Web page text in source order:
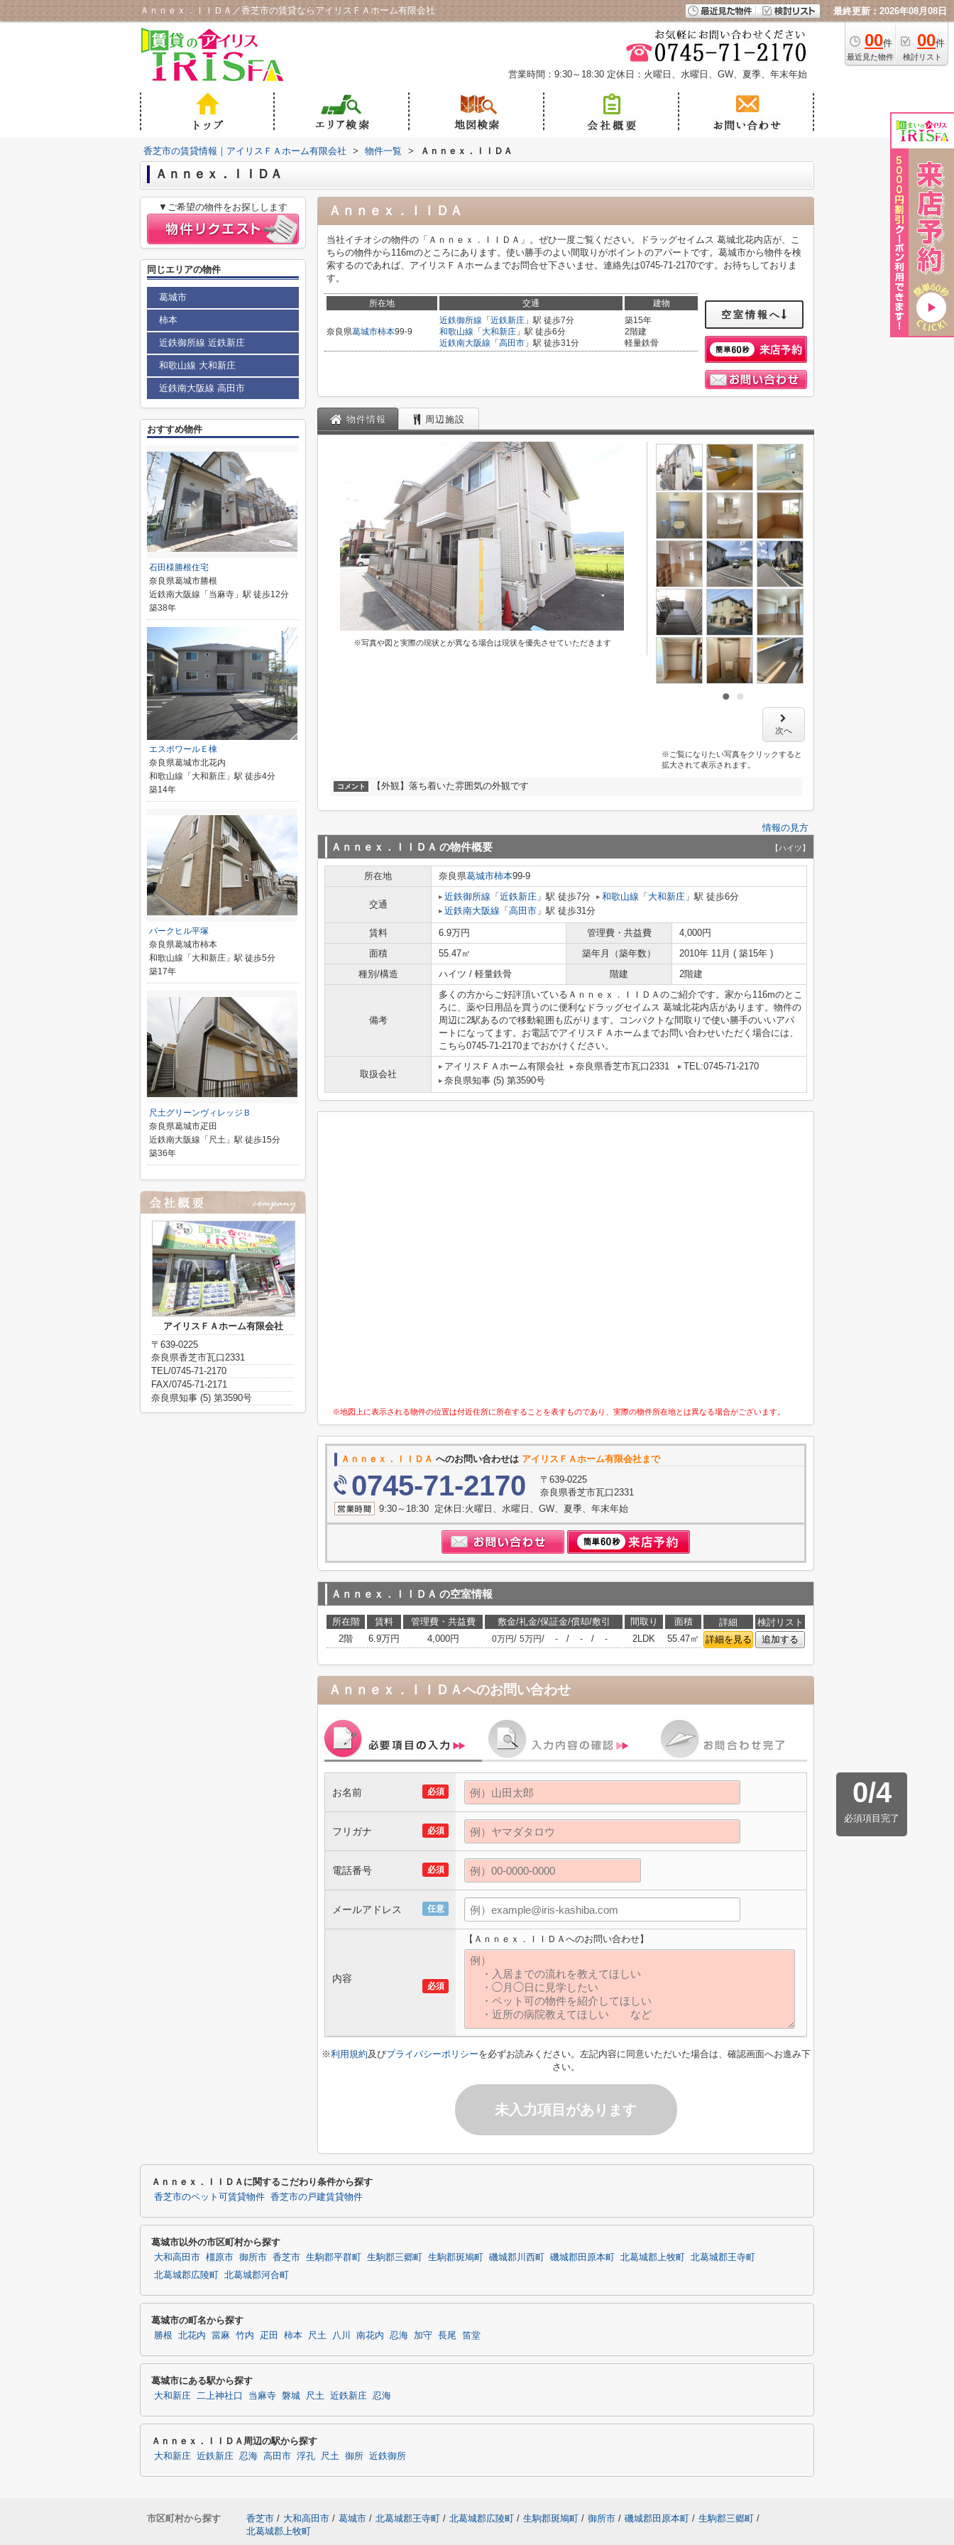
Ａｎｎｅｘ．ＩＩＤＡ／香芝市の賃貸ならアイリスＦＡホーム有限会社 最終更新：2026年08月08日
00件
最近見た物件
00件
検討リスト
営業時間：9:30～18:30 定休日：火曜日、水曜日、GW、夏季、年末年始
香芝市の賃貸情報｜アイリスＦＡホーム有限会社 > 物件一覧 > Ａｎｎｅｘ．ＩＩＤＡ
Ａｎｎｅｘ．ＩＩＤＡ
Ａｎｎｅｘ．ＩＩＤＡ
当社イチオシの物件の「Ａｎｎｅｘ．ＩＩＤＡ」。ぜひ一度ご覧ください。ドラッグセイムス 葛城北花内店が、こ
ちらの物件から116mのところにあります。使い勝手のよい間取りがポイントのアパートです。葛城市から物件を検
索するのであれば、アイリスＦＡホームまでお問合せ下さいませ。連絡先は0745-71-2170です。お待ちしておりま
す。
所在地 交通 建物
奈良県葛城市柿本99-9
近鉄御所線 「 近鉄新庄 」駅 徒歩7分
和歌山線 「 大和新庄 」駅 徒歩6分
近鉄南大阪線 「 高田市 」駅 徒歩31分
築15年
2階建
軽量鉄骨
空室情報へ
物件情報 周辺施設
※写真や図と実際の現状とが異なる場合は現状を優先させていただきます
次へ
※ご覧になりたい写真をクリックすると
拡大されて表示されます。
コメント 【外観】落ち着いた雰囲気の外観です
情報の見方
Ａｎｎｅｘ．ＩＩＤＡ の物件概要 【ハイツ】
所在地 奈良県葛城市柿本99-9
交通
近鉄御所線 「 近鉄新庄 」駅 徒歩7分 和歌山線 「 大和新庄 」駅 徒歩6分
近鉄南大阪線 「 高田市 」駅 徒歩31分
賃料 6.9万円 管理費・共益費
4,000円
面積
55.47㎡ 築年月（築年数）
2010年 11月 ( 築15年 )
種別/構造
ハイツ / 軽量鉄骨 階建 2階建
備考
多くの方からご好評頂いているＡｎｎｅｘ．ＩＩＤＡのご紹介です。家から116mのとこ
ろに、薬や日用品を買うのに便利なドラッグセイムス 葛城北花内店があります。物件の
周辺に2駅あるので移動範囲も広がります。コンパクトな間取りで使い勝手のいいアパ
ートになってます。お電話でアイリスＦＡホームまでお問い合わせいただく場合には、
こちら0745-71-2170までおかけください。
取扱会社
アイリスＦＡホーム有限会社 奈良県香芝市瓦口2331
TEL:0745-71-2170
奈良県知事 (5) 第3590号
※地図上に表示される物件の位置は付近住所に所在することを表すものであり、実際の物件所在地とは異なる場合がございます。
Ａｎｎｅｘ．ＩＩＤＡ へのお問い合わせは アイリスＦＡホーム有限会社まで
0745-71-2170
〒639-0225
奈良県香芝市瓦口2331
9:30～18:30 定休日:火曜日、水曜日、GW、夏季、年末年始
Ａｎｎｅｘ．ＩＩＤＡ の空室情報
所在階 賃料 管理費・共益費 敷金/礼金/保証金/償却/敷引 間取り 面積 詳細
検討リスト
2階
6.9万円 4,000円 0万円/ 5万円/ - / - / - 2LDK 55.47㎡ 詳細を見る 追加する
Ａｎｎｅｘ．ＩＩＤＡへのお問い合わせ
0/4
必須項目完了
必須
お名前
必須
フリガナ
必須
電話番号
任意
メールアドレス
必須
内容
【Ａｎｎｅｘ．ＩＩＤＡへのお問い合わせ】
※利用規約及びプライバシーポリシーを必ずお読みください。左記内容に同意いただいた場合は、確認画面へお進み下
さい。
未入力項目があります
▼ご希望の物件をお探しします
同じエリアの物件
葛城市
柿本
近鉄御所線 近鉄新庄
和歌山線 大和新庄
近鉄南大阪線 高田市
おすすめ物件
石田様勝根住宅
奈良県葛城市勝根
近鉄南大阪線「当麻寺」駅 徒歩12分
築38年
エスポワールＥ棟
奈良県葛城市北花内
和歌山線「大和新庄」駅 徒歩4分
築14年
パークヒル平塚
奈良県葛城市柿本
和歌山線「大和新庄」駅 徒歩5分
築17年
尺土グリーンヴィレッジＢ
奈良県葛城市疋田
近鉄南大阪線「尺土」駅 徒歩15分
築36年
アイリスＦＡホーム有限会社
〒639-0225
奈良県香芝市瓦口2331
TEL/0745-71-2170
FAX/0745-71-2171
奈良県知事 (5) 第3590号
Ａｎｎｅｘ．ＩＩＤＡに関するこだわり条件から探す
香芝市のペット可賃貸物件 香芝市の戸建賃貸物件
葛城市以外の市区町村から探す
大和高田市 橿原市 御所市 香芝市 生駒郡平群町 生駒郡三郷町 生駒郡斑鳩町 磯城郡川西町 磯城郡田原本町 北葛城郡上牧町
北葛城郡王寺町
北葛城郡広陵町
北葛城郡河合町
葛城市の町名から探す
勝根 北花内 當麻 竹内 疋田 柿本 尺土 八川 南花内 忍海 加守 長尾 笛堂
葛城市にある駅から探す
大和新庄 二上神社口 当麻寺 磐城 尺土 近鉄新庄 忍海
Ａｎｎｅｘ．ＩＩＤＡ周辺の駅から探す
大和新庄 近鉄新庄 忍海 高田市 浮孔 尺土 御所 近鉄御所
市区町村から探す 香芝市 / 大和高田市 / 葛城市 / 北葛城郡王寺町 / 北葛城郡広陵町 / 生駒郡斑鳩町 / 御所市 / 磯城郡田原本町 / 生駒郡三郷町 /
北葛城郡上牧町